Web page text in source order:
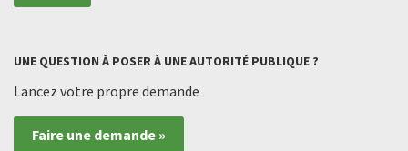
UNE QUESTION À POSER À UNE AUTORITÉ PUBLIQUE ?
Lancez votre propre demande
Faire une demande »